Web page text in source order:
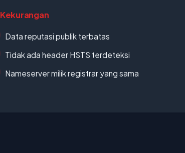
Kekurangan
Data reputasi publik terbatas
Tidak ada header HSTS terdeteksi
Nameserver milik registrar yang sama